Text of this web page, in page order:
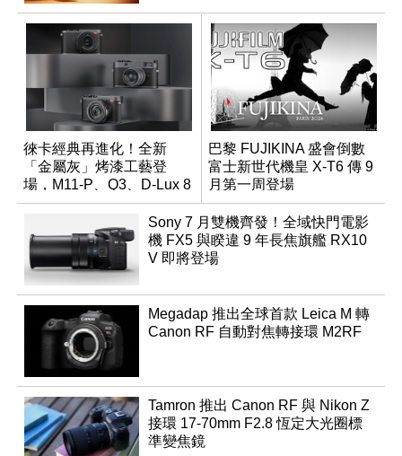
徠卡經典再進化！全新
「金屬灰」烤漆工藝登
場，M11-P、Q3、D-Lux 8
領銜換裝
巴黎 FUJIKINA 盛會倒數
富士新世代機皇 X-T6 傳 9
月第一周登場
Sony 7 月雙機齊發！全域快門電影
機 FX5 與睽違 9 年長焦旗艦 RX10
V 即將登場
Megadap 推出全球首款 Leica M 轉
Canon RF 自動對焦轉接環 M2RF
Tamron 推出 Canon RF 與 Nikon Z
接環 17-70mm F2.8 恆定大光圈標
準變焦鏡